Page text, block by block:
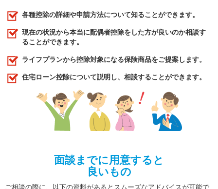
各種控除の詳細や申請方法について知ることができます。
現在の状況から本当に配偶者控除をした方が良いのか相談す
ることができます。
ライフプランから控除対象になる保険商品をご提案します。
住宅ローン控除について説明し、相談することができます。
面談までに用意すると
良いもの
ご相談の際に、以下の資料があるとスムーズなアドバイスが可能で